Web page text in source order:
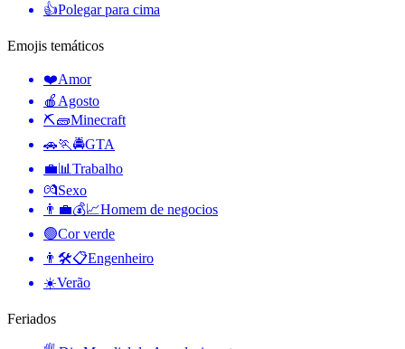
👍Polegar para cima
Emojis temáticos
❤️Amor
🍎 Agosto
⛏🧱Minecraft
🚗🏃🚔GTA
💼📊 Trabalho
💏Sexo
👨‍💼💰📈Homem de negocios
🟢Cor verde
👨🛠📋Engenheiro
☀️Verão
Feriados